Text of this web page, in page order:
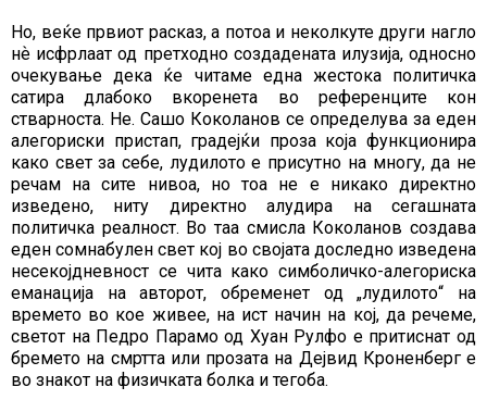
Но, веќе првиот расказ, а потоа и неколкуте други нагло
нѐ исфрлаат од претходно создадената илузија, односно
очекување дека ќе читаме една жестока политичка
сатира длабоко вкоренета во референците кон
стварноста. Не. Сашо Коколанов се определува за еден
алегориски пристап, градејќи проза која функционира
како свет за себе, лудилото е присутно на многу, да не
речам на сите нивоа, но тоа не е никако директно
изведено, ниту директно алудира на сегашната
политичка реалност. Во таа смисла Коколанов создава
еден сомнабулен свет кој во својата доследно изведена
несекојдневност се чита како симболичко-алегориска
еманација на авторот, обременет од „лудилото“ на
времето во кое живее, на ист начин на кој, да речеме,
светот на Педро Парамо од Хуан Рулфо е притиснат од
бремето на смртта или прозата на Дејвид Кроненберг е
во знакот на физичката болка и тегоба.